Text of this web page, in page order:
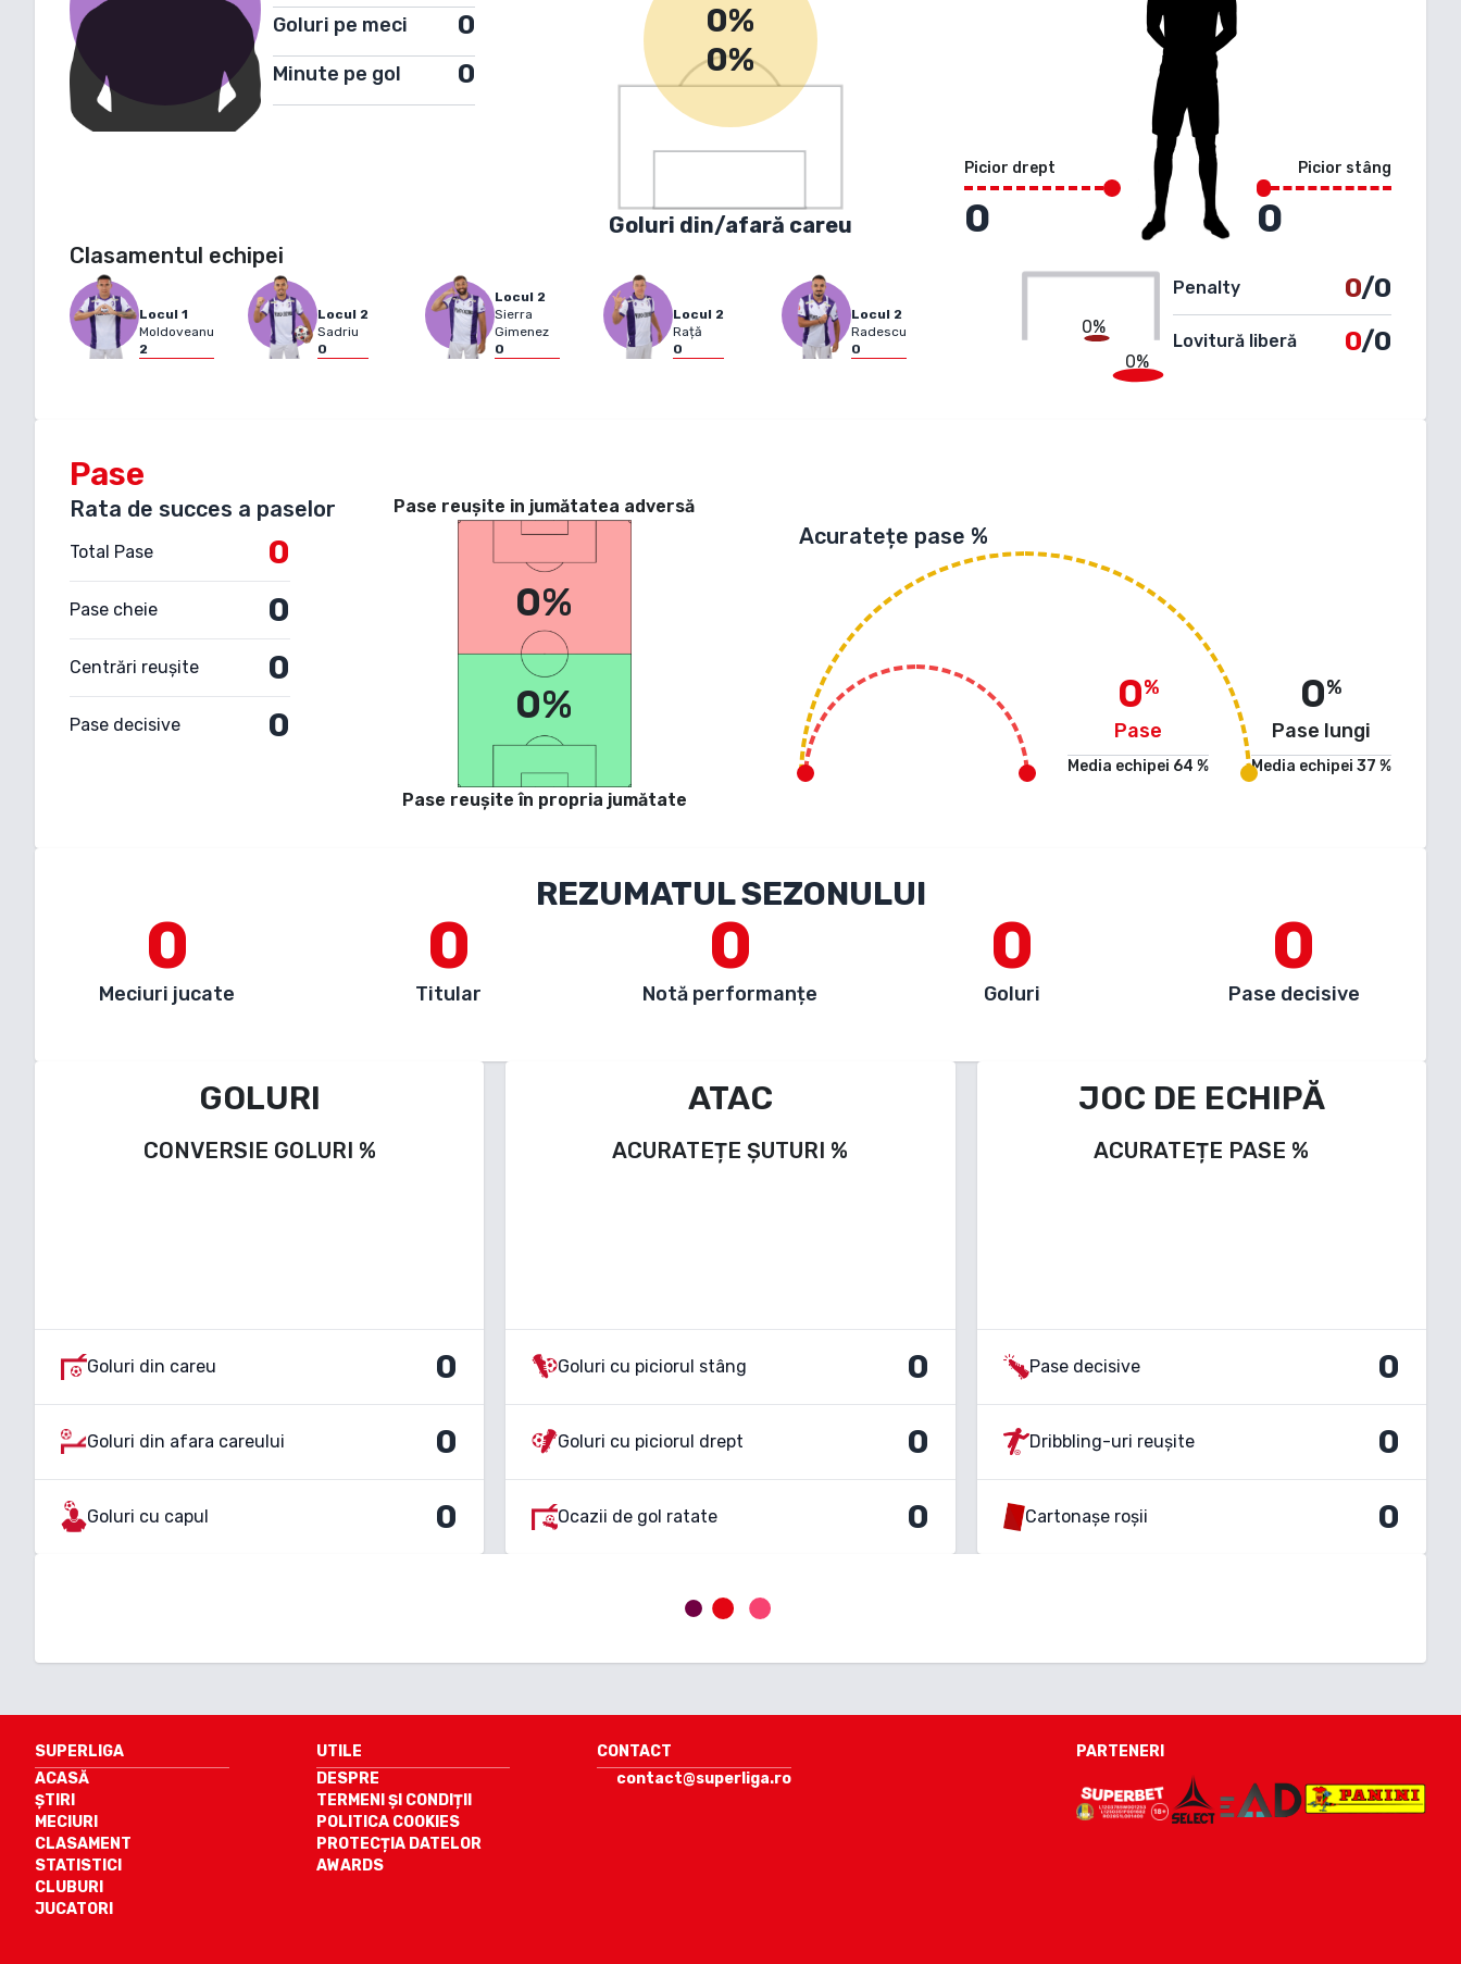
Goluri pe meci 0
Minute pe gol 0
0%
0%
Goluri din/afară careu
Picior drept
0
Picior stâng
0
Clasamentul echipei
Locul 1
Moldoveanu
2
Locul 2
Sadriu
0
Locul 2
Sierra
Gimenez
0
Locul 2
Rață
0
Locul 2
Radescu
0
0%
0%
Penalty 0/0
Lovitură liberă 0/0
Pase
Rata de succes a paselor
Total Pase 0
Pase cheie 0
Centrări reușite 0
Pase decisive 0
Pase reușite in jumătatea adversă
0%
0%
Pase reușite în propria jumătate
Acuratețe pase %
0%
Pase
Media echipei 64 %
0%
Pase lungi
Media echipei 37 %
REZUMATUL SEZONULUI
0
Meciuri jucate
0
Titular
0
Notă performanțe
0
Goluri
0
Pase decisive
GOLURI
CONVERSIE GOLURI %
Goluri din careu 0
Goluri din afara careului 0
Goluri cu capul 0
ATAC
ACURATEȚE ȘUTURI %
Goluri cu piciorul stâng 0
Goluri cu piciorul drept 0
Ocazii de gol ratate 0
JOC DE ECHIPĂ
ACURATEȚE PASE %
Pase decisive 0
Dribbling-uri reușite 0
Cartonașe roșii 0
SUPERLIGA
ACASĂ
ȘTIRI
MECIURI
CLASAMENT
STATISTICI
CLUBURI
JUCATORI
UTILE
DESPRE
TERMENI ȘI CONDIȚII
POLITICA COOKIES
PROTECȚIA DATELOR
AWARDS
CONTACT
contact@superliga.ro
PARTENERI